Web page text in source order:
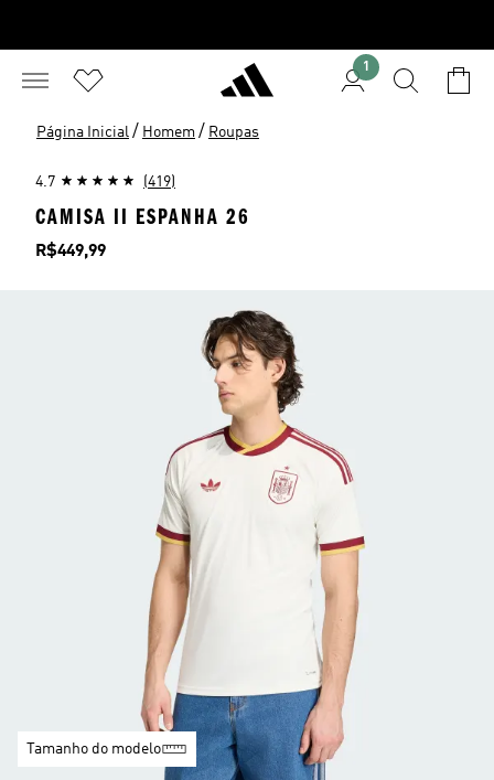
1
Página Inicial / Homem / Roupas
4.7 (419)
CAMISA II ESPANHA 26
Preço
R$449,99
Tamanho do modelo